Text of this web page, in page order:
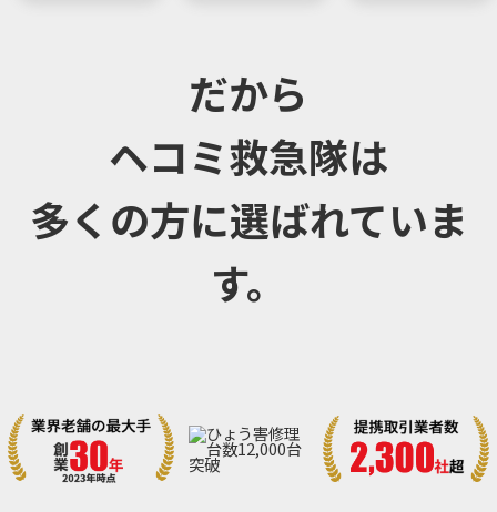
だから
ヘコミ救急隊は
多くの方に選ばれていま
す。